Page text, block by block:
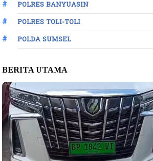
POLRES BANYUASIN
POLRES TOLI-TOLI
POLDA SUMSEL
BERITA UTAMA